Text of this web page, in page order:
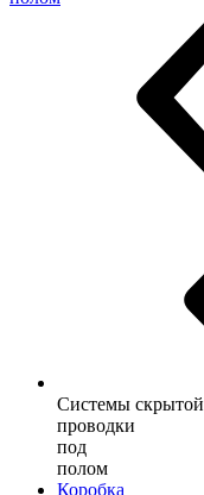
Системы скрытой
проводки
под
полом
Коробка